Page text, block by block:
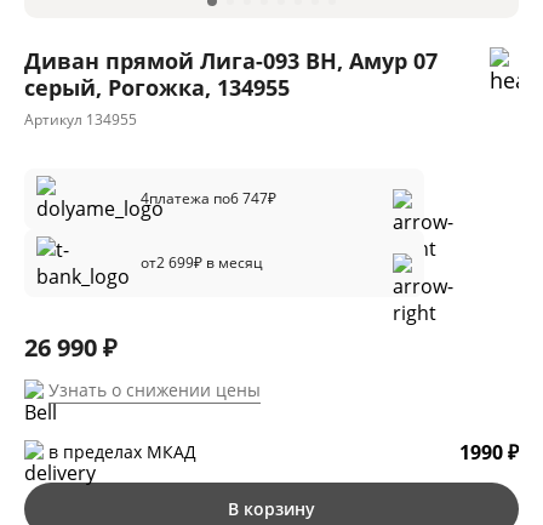
Диван прямой Лига-093 ВН, Амур 07
серый, Рогожка, 134955
Артикул 134955
4платежа по6 747₽
от2 699₽ в месяц
26 990 ₽
Узнать о снижении цены
в пределах МКАД 1990 ₽
В корзину